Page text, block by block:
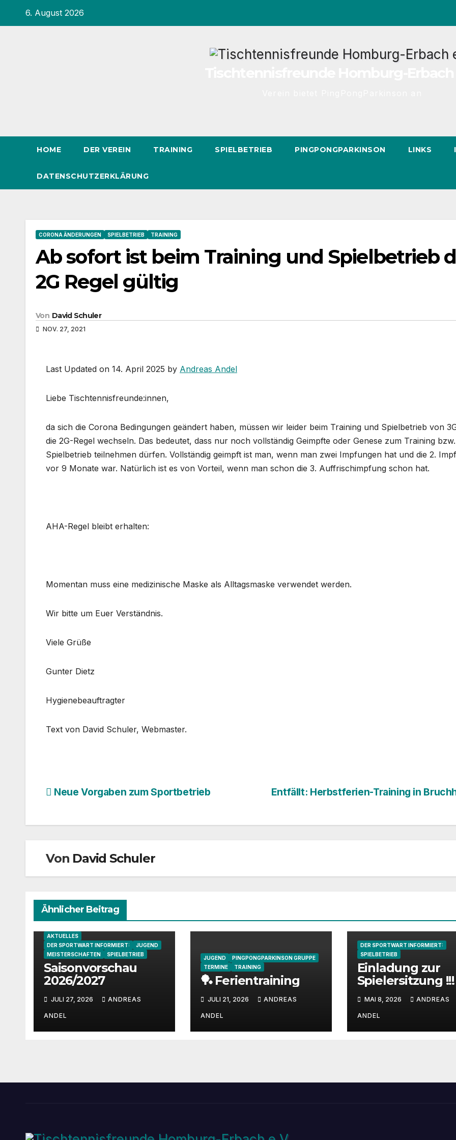
springen6. August 2026
HOME DER VEREIN TRAINING SPIELBETRIEB PINGPONGPARKINSON LINKS
DATENSCHUTZERKLÄRUNG
CORONA ÄNDERUNGEN SPIELBETRIEB TRAINING
Ab sofort ist beim Training und Spielbetrieb
2G Regel gültig
Von David Schuler
NOV. 27, 2021
Last Updated on 14. April 2025 by Andreas Andel
Liebe Tischtennisfreunde:innen,
da sich die Corona Bedingungen geändert haben, müssen wir leider beim Training und Spielbetrieb von
die 2G-Regel wechseln. Das bedeutet, dass nur noch vollständig Geimpfte oder Genese zum Training bzw.
Spielbetrieb teilnehmen dürfen. Vollständig geimpft ist man, wenn man zwei Impfungen hat und die 2.
vor 9 Monate war. Natürlich ist es von Vorteil, wenn man schon die 3. Auffrischimpfung schon hat.
AHA-Regel bleibt erhalten:
Momentan muss eine medizinische Maske als Alltagsmaske verwendet werden.
Wir bitte um Euer Verständnis.
Viele Grüße
Gunter Dietz
Hygienebeauftragter
Text von David Schuler, Webmaster.
Beitragsnavigation Entfällt: Herbstferien-Training in
Neue Vorgaben zum Sportbetrieb
Von David Schuler
Ähnlicher Beitrag
AKTUELLES
DER SPORTWART INFORMIERT:
JUGEND
MEISTERSCHAFTEN
SPIELBETRIEB
Saisonvorschau
2026/2027
JULI 27, 2026 ANDREAS
ANDEL
JUGEND
PINGPONGPARKINSON GRUPPE
TERMINE
TRAINING
🏓 Ferientraining
JULI 21, 2026 ANDREAS
ANDEL
DER SPORTWART INFORMIERT:
SPIELBETRIEB
Einladung zur
Spielersitzung !!!
MAI 8, 2026 ANDREAS
ANDEL